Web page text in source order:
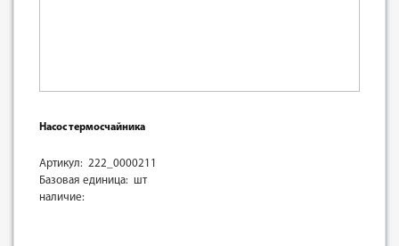
Насос термосчайника
Артикул: 222_0000211
Базовая единица: шт
наличие: